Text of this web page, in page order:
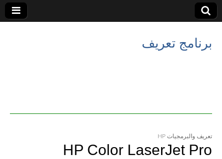
برنامج تعريف
تعريف والبرمجيات HP
HP Color LaserJet Pro